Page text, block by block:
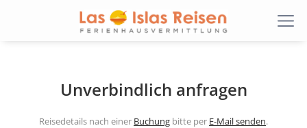
Unverbindlich anfragen
Reisedetails nach einer Buchung bitte per E-Mail senden.